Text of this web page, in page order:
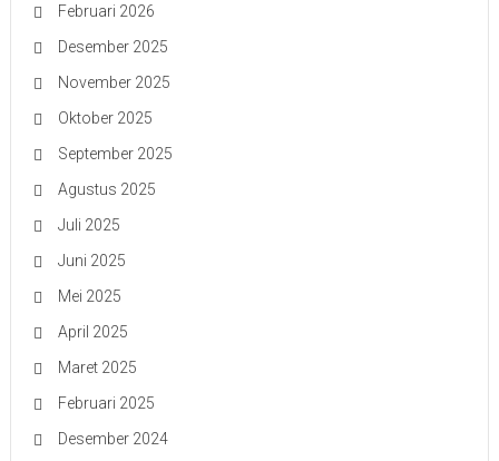
Februari 2026
Desember 2025
November 2025
Oktober 2025
September 2025
Agustus 2025
Juli 2025
Juni 2025
Mei 2025
April 2025
Maret 2025
Februari 2025
Desember 2024